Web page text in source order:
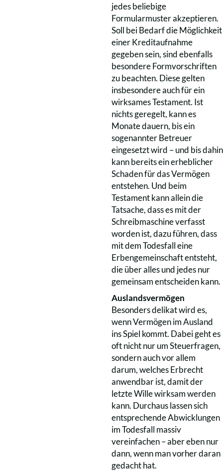
jedes beliebige
Formularmuster akzeptieren.
Soll bei Bedarf die Möglichkeit
einer Kreditaufnahme
gegeben sein, sind ebenfalls
besondere Formvorschriften
zu beachten. Diese gelten
insbesondere auch für ein
wirksames Testament. Ist
nichts geregelt, kann es
Monate dauern, bis ein
sogenannter Betreuer
eingesetzt wird – und bis dahin
kann bereits ein erheblicher
Schaden für das Vermögen
entstehen. Und beim
Testament kann allein die
Tatsache, dass es mit der
Schreibmaschine verfasst
worden ist, dazu führen, dass
mit dem Todesfall eine
Erbengemeinschaft entsteht,
die über alles und jedes nur
gemeinsam entscheiden kann.
Auslandsvermögen
Besonders delikat wird es,
wenn Vermögen im Ausland
ins Spiel kommt. Dabei geht es
oft nicht nur um Steuerfragen,
sondern auch vor allem
darum, welches Erbrecht
anwendbar ist, damit der
letzte Wille wirksam werden
kann. Durchaus lassen sich
entsprechende Abwicklungen
im Todesfall massiv
vereinfachen – aber eben nur
dann, wenn man vorher daran
gedacht hat.